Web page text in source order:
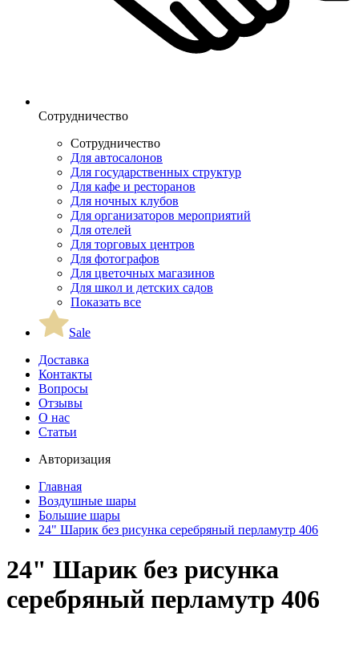
Сотрудничество
Сотрудничество
Для автосалонов
Для государственных структур
Для кафе и ресторанов
Для ночных клубов
Для организаторов мероприятий
Для отелей
Для торговых центров
Для фотографов
Для цветочных магазинов
Для школ и детских садов
Показать все
Sale
Доставка
Контакты
Вопросы
Отзывы
О нас
Статьи
Авторизация
Главная
Воздушные шары
Большие шары
24" Шарик без рисунка серебряный перламутр 406
24" Шарик без рисунка
серебряный перламутр 406